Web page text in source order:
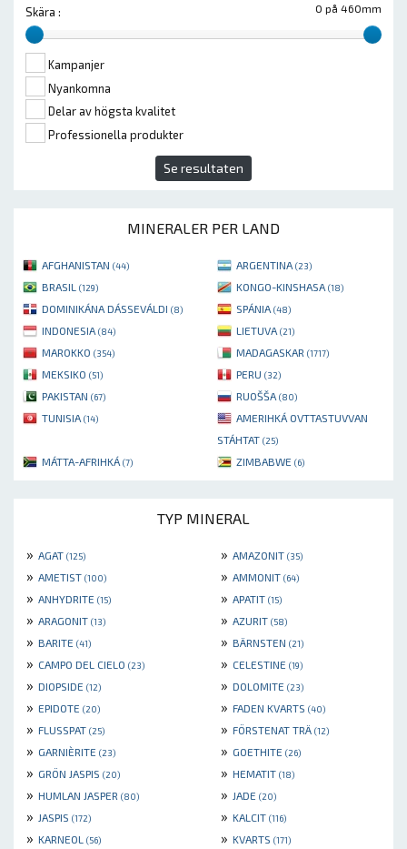
0 på 460mm
Skära :
Kampanjer
Nyankomna
Delar av högsta kvalitet
Professionella produkter
Se resultaten
MINERALER PER LAND
AFGHANISTAN (44) ARGENTINA (23)
BRASIL (129) KONGO-KINSHASA (18)
DOMINIKÁNA DÁSSEVÁLDI (8) SPÁNIA (48)
INDONESIA (84) LIETUVA (21)
MAROKKO (354) MADAGASKAR (1717)
MEKSIKO (51) PERU (32)
PAKISTAN (67) RUOŠŠA (80)
TUNISIA (14)
AMERIHKÁ OVTTASTUVVAN
STÁHTAT (25)
MÁTTA-AFRIHKÁ (7) ZIMBABWE (6)
TYP MINERAL
» AGAT (125) » AMAZONIT (35)
» AMETIST (100) » AMMONIT (64)
» ANHYDRITE (15) » APATIT (15)
» ARAGONIT (13) » AZURIT (58)
» BARITE (41) » BÄRNSTEN (21)
» CAMPO DEL CIELO (23) » CELESTINE (19)
» DIOPSIDE (12) » DOLOMITE (23)
» EPIDOTE (20) » FADEN KVARTS (40)
» FLUSSPAT (25) » FÖRSTENAT TRÄ (12)
» GARNIÈRITE (23) » GOETHITE (26)
» GRÖN JASPIS (20) » HEMATIT (18)
» HUMLAN JASPER (80) » JADE (20)
» JASPIS (172) » KALCIT (116)
» KARNEOL (56) » KVARTS (171)